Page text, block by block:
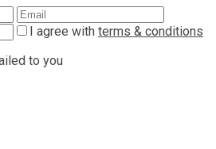
I agree with terms & conditions
to you